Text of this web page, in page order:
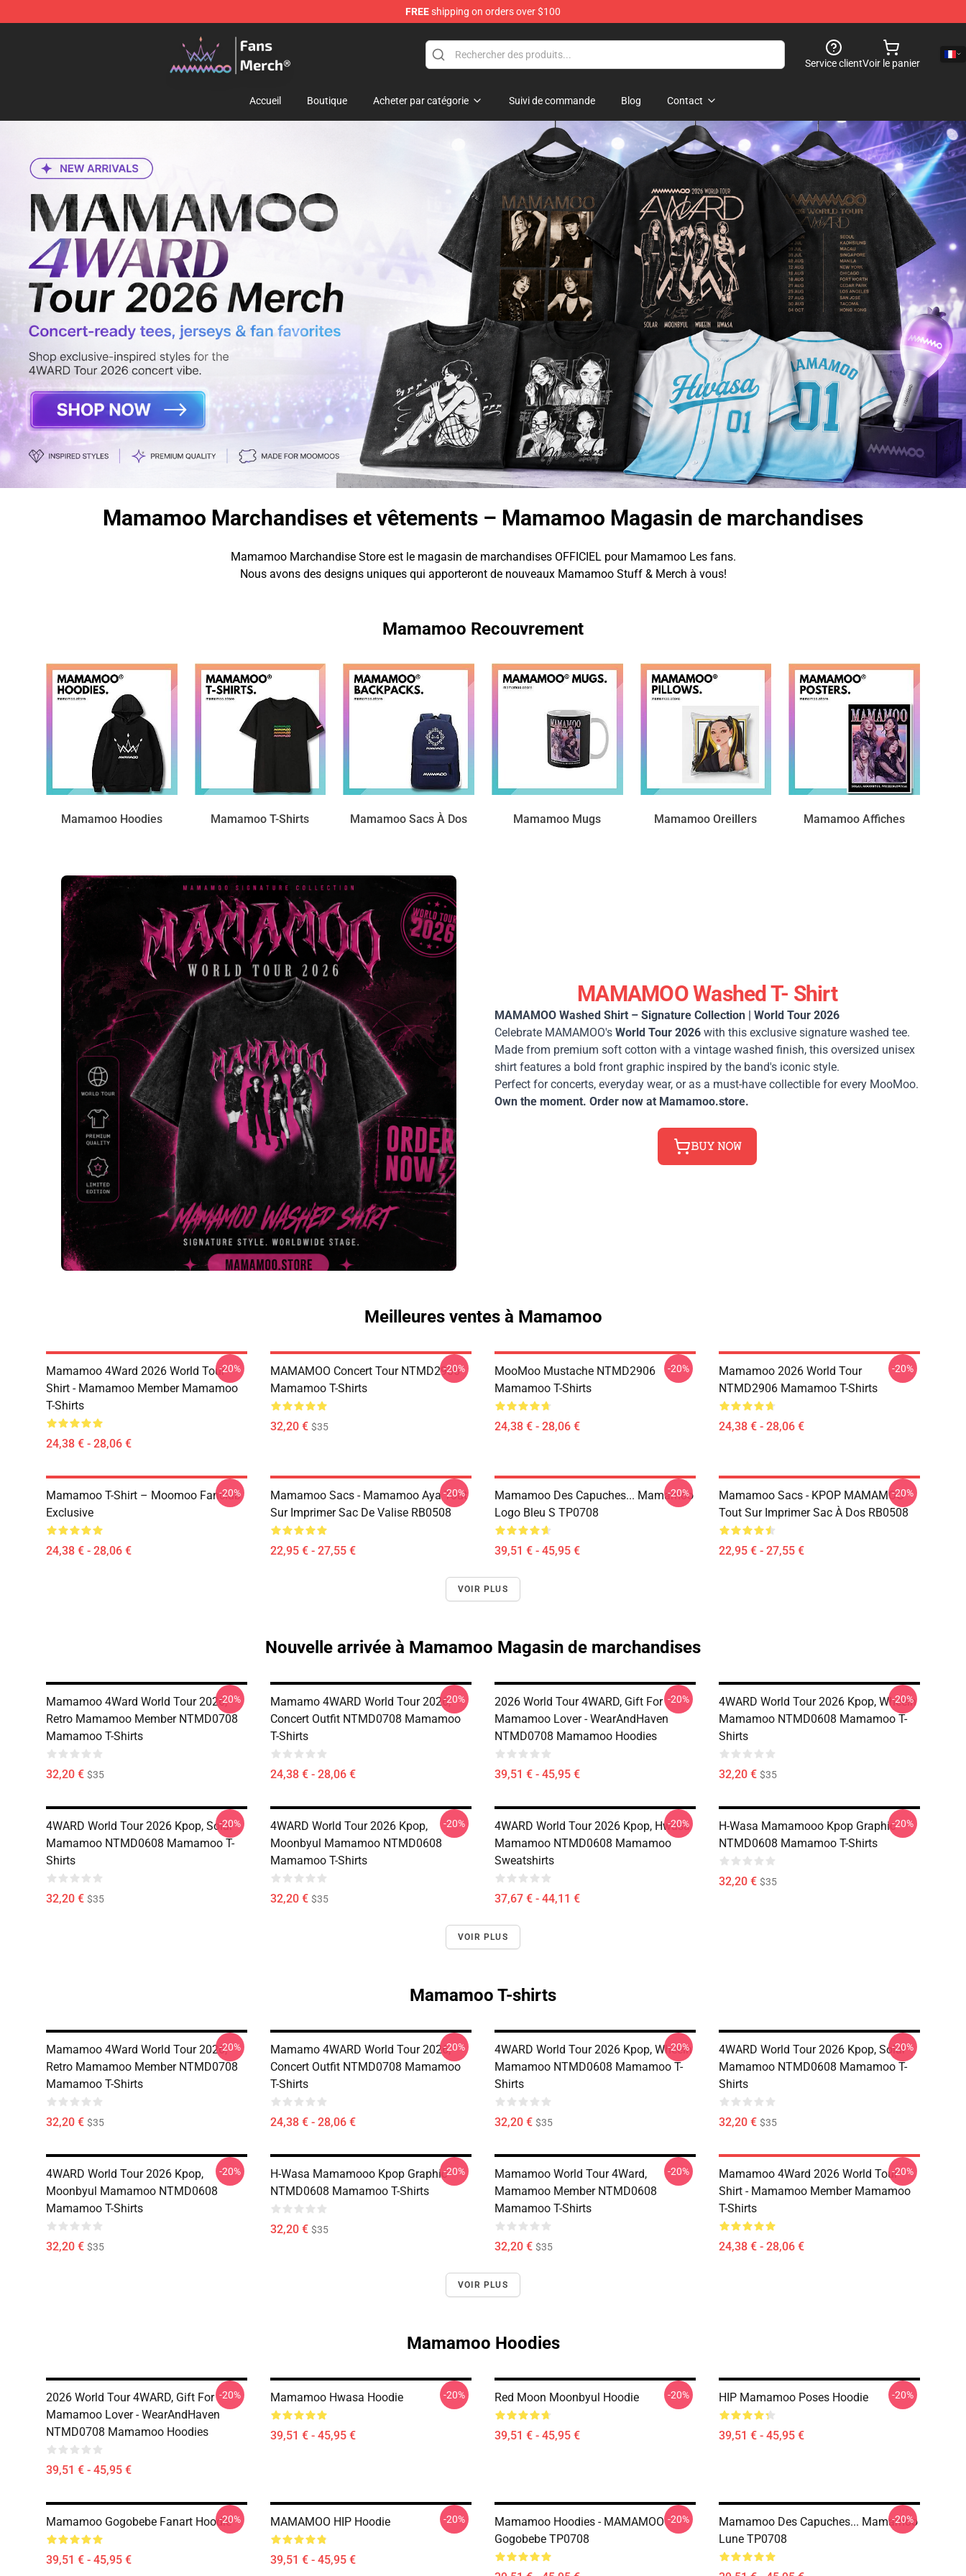
FREEshipping on orders over $100
Mamamoo Store - Official Mamamoo Merchandise Shop
Service clientVoir le panier
Accueil Boutique Acheter par catégorie Suivi de commande Blog Contact
Mamamoo Marchandises et vêtements – Mamamoo Magasin de marchandises
Mamamoo Marchandise Store est le magasin de marchandises OFFICIEL pour Mamamoo Les fans.
Nous avons des designs uniques qui apporteront de nouveaux Mamamoo Stuff & Merch à vous!
Mamamoo Recouvrement
Mamamoo Hoodies Mamamoo T-Shirts Mamamoo Sacs À Dos Mamamoo Mugs Mamamoo Oreillers Mamamoo Affiches
MAMAMOO Washed T- Shirt
MAMAMOO Washed Shirt – Signature Collection | World Tour 2026
Celebrate MAMAMOO's World Tour 2026 with this exclusive signature washed tee.
Made from premium soft cotton with a vintage washed finish, this oversized unisex
shirt features a bold front graphic inspired by the band's iconic style.
Perfect for concerts, everyday wear, or as a must-have collectible for every MooMoo.
Own the moment. Order now at Mamamoo.store.
𝙱𝚄𝚈 𝙽𝙾𝚆
Meilleures ventes à Mamamoo
Mamamoo 4Ward 2026 World Tour
Shirt - Mamamoo Member Mamamoo
T-Shirts
24,38 € - 28,06 €
-20%
MAMAMOO Concert Tour NTMD2906
Mamamoo T-Shirts
32,20 € $35
-20%
MooMoo Mustache NTMD2906
Mamamoo T-Shirts
24,38 € - 28,06 €
-20%
Mamamoo 2026 World Tour
NTMD2906 Mamamoo T-Shirts
24,38 € - 28,06 €
-20%
Mamamoo T-Shirt – Moomoo Fanclub
Exclusive
24,38 € - 28,06 €
-20%
Mamamoo Sacs - Mamamoo Aya Tout
Sur Imprimer Sac De Valise RB0508
22,95 € - 27,55 €
-20%
Mamamoo Des Capuches... Mamamoo
Logo Bleu S TP0708
39,51 € - 45,95 €
-20%
Mamamoo Sacs - KPOP MAMAMOO
Tout Sur Imprimer Sac À Dos RB0508
22,95 € - 27,55 €
-20%
VOIR PLUS
Nouvelle arrivée à Mamamoo Magasin de marchandises
Mamamoo 4Ward World Tour 2026,
Retro Mamamoo Member NTMD0708
Mamamoo T-Shirts
32,20 € $35
-20%
Mamamo 4WARD World Tour 2026,
Concert Outfit NTMD0708 Mamamoo
T-Shirts
24,38 € - 28,06 €
-20%
2026 World Tour 4WARD, Gift For
Mamamoo Lover - WearAndHaven
NTMD0708 Mamamoo Hoodies
39,51 € - 45,95 €
-20%
4WARD World Tour 2026 Kpop, Wheein
Mamamoo NTMD0608 Mamamoo T-
Shirts
32,20 € $35
-20%
4WARD World Tour 2026 Kpop, Solar
Mamamoo NTMD0608 Mamamoo T-
Shirts
32,20 € $35
-20%
4WARD World Tour 2026 Kpop,
Moonbyul Mamamoo NTMD0608
Mamamoo T-Shirts
32,20 € $35
-20%
4WARD World Tour 2026 Kpop, Hwasa
Mamamoo NTMD0608 Mamamoo
Sweatshirts
37,67 € - 44,11 €
-20%
H-Wasa Mamamooo Kpop Graphic
NTMD0608 Mamamoo T-Shirts
32,20 € $35
-20%
VOIR PLUS
Mamamoo T-shirts
Mamamoo 4Ward World Tour 2026,
Retro Mamamoo Member NTMD0708
Mamamoo T-Shirts
32,20 € $35
-20%
Mamamo 4WARD World Tour 2026,
Concert Outfit NTMD0708 Mamamoo
T-Shirts
24,38 € - 28,06 €
-20%
4WARD World Tour 2026 Kpop, Wheein
Mamamoo NTMD0608 Mamamoo T-
Shirts
32,20 € $35
-20%
4WARD World Tour 2026 Kpop, Solar
Mamamoo NTMD0608 Mamamoo T-
Shirts
32,20 € $35
-20%
4WARD World Tour 2026 Kpop,
Moonbyul Mamamoo NTMD0608
Mamamoo T-Shirts
32,20 € $35
-20%
H-Wasa Mamamooo Kpop Graphic
NTMD0608 Mamamoo T-Shirts
32,20 € $35
-20%
Mamamoo World Tour 4Ward,
Mamamoo Member NTMD0608
Mamamoo T-Shirts
32,20 € $35
-20%
Mamamoo 4Ward 2026 World Tour
Shirt - Mamamoo Member Mamamoo
T-Shirts
24,38 € - 28,06 €
-20%
VOIR PLUS
Mamamoo Hoodies
2026 World Tour 4WARD, Gift For
Mamamoo Lover - WearAndHaven
NTMD0708 Mamamoo Hoodies
39,51 € - 45,95 €
-20% Mamamoo Hwasa Hoodie
39,51 € - 45,95 €
-20% Red Moon Moonbyul Hoodie
39,51 € - 45,95 €
-20% HIP Mamamoo Poses Hoodie
39,51 € - 45,95 €
-20%
Mamamoo Gogobebe Fanart Hoodie
39,51 € - 45,95 €
-20% MAMAMOO HIP Hoodie
39,51 € - 45,95 €
-20%
Mamamoo Hoodies - MAMAMOO
Gogobebe TP0708
-20%
Mamamoo Des Capuches... Mamamoo
Lune TP0708
-20%